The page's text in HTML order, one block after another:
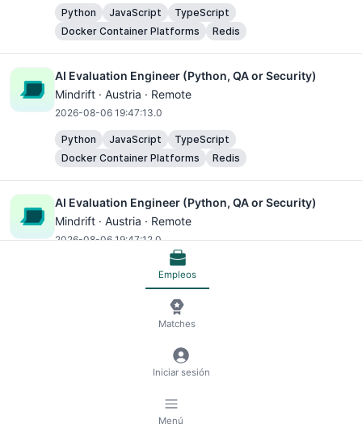
Python JavaScript
TypeScript
Docker Container Platforms
Redis
AI Evaluation Engineer (Python, QA or Security)
Mindrift · Austria · Remote
2026-08-06 19:47:13.0
Python JavaScript
TypeScript
Docker Container Platforms
Redis
AI Evaluation Engineer (Python, QA or Security)
Mindrift · Austria · Remote
2026-08-06 19:47:12.0
TypeScript
Docker Container Platforms
AI Evaluation Engineer (Python, QA or Security)
Mindrift · Austria · Remote
2026-08-06 19:47:12.0
Docker Container Platforms
Empleos
Matches
Iniciar sesión
Menú